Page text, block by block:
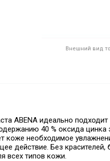
Внешний вид
ABENA идеально
40 % оксида цинка
коже необходимое
действие. Без красителей,
всех типов кожи.